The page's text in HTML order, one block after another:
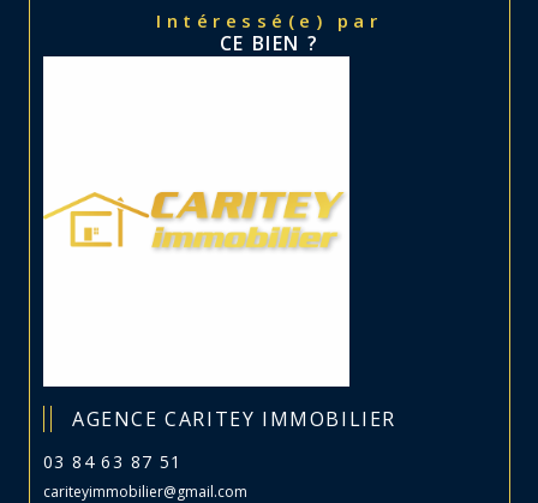
Intéressé(e) par
CE BIEN ?
AGENCE CARITEY IMMOBILIER
03 84 63 87 51
cariteyimmobilier@gmail.com